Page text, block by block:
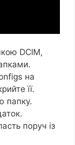
DCIM,
на
її.
папку.
поруч із